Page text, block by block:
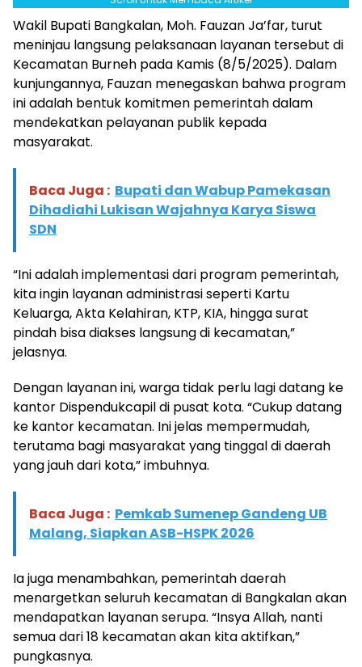
Wakil Bupati Bangkalan, Moh. Fauzan Ja’far, turut
meninjau langsung pelaksanaan layanan tersebut di
Kecamatan Burneh pada Kamis (8/5/2025). Dalam
kunjungannya, Fauzan menegaskan bahwa program
ini adalah bentuk komitmen pemerintah dalam
mendekatkan pelayanan publik kepada
masyarakat.
Baca Juga : Bupati dan Wabup Pamekasan
Dihadiahi Lukisan Wajahnya Karya Siswa
SDN
“Ini adalah implementasi dari program pemerintah,
kita ingin layanan administrasi seperti Kartu
Keluarga, Akta Kelahiran, KTP, KIA, hingga surat
pindah bisa diakses langsung di kecamatan,”
jelasnya.
Dengan layanan ini, warga tidak perlu lagi datang ke
kantor Dispendukcapil di pusat kota. “Cukup datang
ke kantor kecamatan. Ini jelas mempermudah,
terutama bagi masyarakat yang tinggal di daerah
yang jauh dari kota,” imbuhnya.
Baca Juga : Pemkab Sumenep Gandeng UB
Malang, Siapkan ASB-HSPK 2026
Ia juga menambahkan, pemerintah daerah
menargetkan seluruh kecamatan di Bangkalan akan
mendapatkan layanan serupa. “Insya Allah, nanti
semua dari 18 kecamatan akan kita aktifkan,”
pungkasnya.